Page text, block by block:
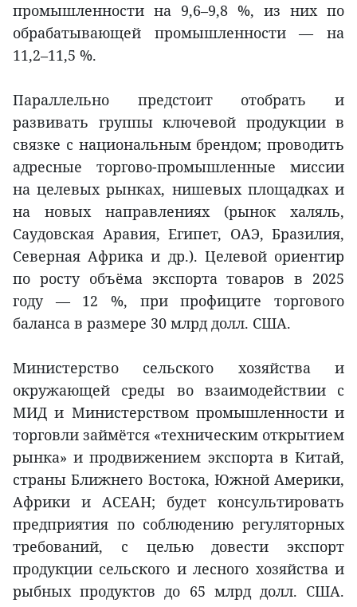
промышленности на 9,6–9,8 %, из них по
обрабатывающей промышленности — на
11,2–11,5 %.
Параллельно предстоит отобрать и
развивать группы ключевой продукции в
связке с национальным брендом; проводить
адресные торгово-промышленные миссии
на целевых рынках, нишевых площадках и
на новых направлениях (рынок халяль,
Саудовская Аравия, Египет, ОАЭ, Бразилия,
Северная Африка и др.). Целевой ориентир
по росту объёма экспорта товаров в 2025
году — 12 %, при профиците торгового
баланса в размере 30 млрд долл. США.
Министерство сельского хозяйства и
окружающей среды во взаимодействии с
МИД и Министерством промышленности и
торговли займётся «техническим открытием
рынка» и продвижением экспорта в Китай,
страны Ближнего Востока, Южной Америки,
Африки и АСЕАН; будет консультировать
предприятия по соблюдению регуляторных
требований, с целью довести экспорт
продукции сельского и лесного хозяйства и
рыбных продуктов до 65 млрд долл. США.